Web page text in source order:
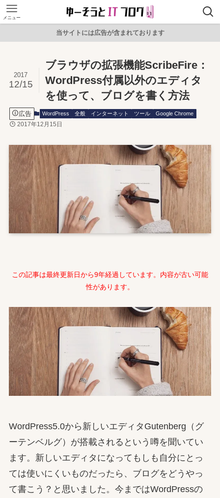
メニュー
当サイトには広告が含まれております
ブラウザの拡張機能ScribeFire：
WordPress付属以外のエディタ
を使って、ブログを書く方法
2017
12/15
広告 WordPress 全般 インターネット ツール Google Chrome
2017年12月15日
この記事は最終更新日から9年経過しています。内容が古い可能
性があります。
WordPress5.0から新しいエディタGutenberg（グ
ーテンベルグ）が搭載されるという噂を聞いてい
ます。新しいエディタになってもしも自分にとっ
ては使いにくいものだったら、ブログをどうやっ
て書こう？と思いました。今まではWordPressの